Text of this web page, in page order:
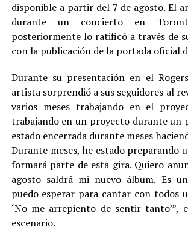
disponible a partir del 7 de agosto. El
durante un concierto en
posteriormente lo ratificó a través de
con la publicación de la portada oficial
Durante su presentación en el
artista sorprendió a sus seguidores al
varios meses trabajando en el
trabajando en un proyecto durante un
estado encerrada durante meses
Durante meses, he estado preparando
formará parte de esta gira. Quiero
agosto saldrá mi nuevo álbum. Es
puedo esperar para cantar con todos
‘No me arrepiento de sentir tanto’”,
escenario.